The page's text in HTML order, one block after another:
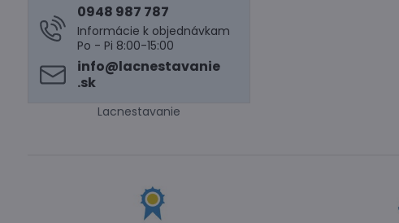
0948 987 787
Informácie k objednávkam
Po - Pi 8:00-15:00
info​@lacnestavanie​
.sk
Lacnestavanie